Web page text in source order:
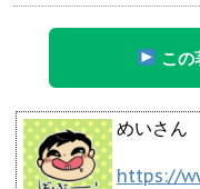
この
めいさん
https://